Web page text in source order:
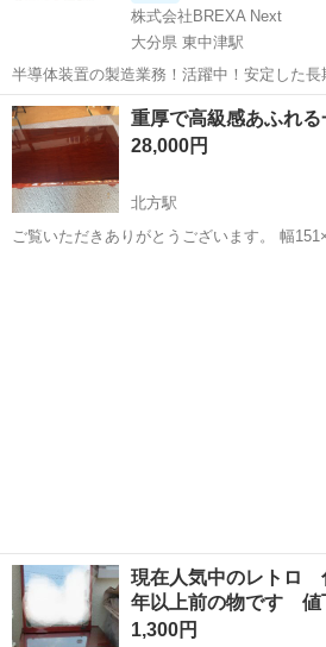
株式会社BREXA Next
大分県 東中津駅
半導体装置の製造業務！活躍中！安定した
★赴任旅費会社負担◎20代～40代の男性活
給1,500円！《大分県中津市》 人気の工場のお仕事 ◇半導体装置内部
のシート製造◇ ＊クリー...
大分 中津市 東中津駅 その他
重厚で高級感あふれ
28,000円
北方駅
ご覧いただきありがとうございます。 幅151×奥行90×高さ35 cmの一
現在人気中のレト
年以上前の物です 値
1,300円